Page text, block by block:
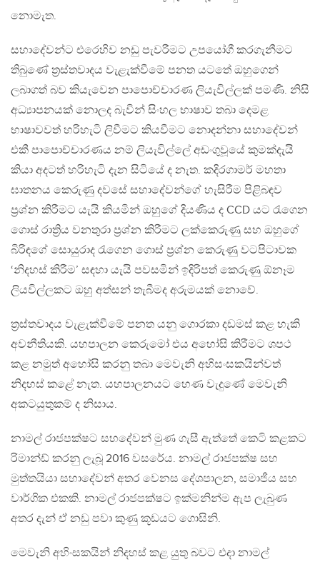
නොමැත.
සහාදේවන්ට එරෙහිව නඩු පැවරීමට උපයෝගී කරගැනීමට
තිබුණේ ත්‍රස්තවාදය වැළැක්වීමේ පනත යටතේ ඔහුගෙන්
ලබාගත් බව කියැවෙන පාපොච්චාරණ ලියැවිල්ලක් පමණි. නිසි
අධ්‍යාපනයක් නොලද බැවින් සිංහල භාෂාව තබා දෙමළ
භාෂාවවත් හරිහැටි ලිවීමට කියවීමට නොදන්නා සහාදේවන්
එකී පාපොච්චාරණය නම් ලියැවිල්ලේ අඩංගුවූයේ කුමක්දැයි
කියා අදටත් හරිහැටි දැන සිටියේ ද නැත. කදිරගාමර් මහතා
ඝාතනය කෙරුණු දවසේ සහාදේවන්ගේ හැසිරීම පිළිබඳව
ප්‍රශ්න කිරීමට යැයි කියමින් ඔහුගේ දියණිය ද CCD යට රැගෙන
ගොස් රාත්‍රිය වනතුරා ප්‍රශ්න කිරීමට ලක්කෙරුණු සහ ඔහුගේ
බිරිඳගේ සොයුරාද රැගෙන ගොස් ප්‍රශ්න කෙරුණු වටපිටාවක
‘නිදහස් කිරීම’ සඳහා යැයි පවසමින් ඉදිරිපත් කෙරුණු ඕනෑම
ලියවිල්ලකට ඔහු අත්සන් තැබීමද අරුමයක් නොවේ.
ත්‍රස්තවාදය වැළැක්වීමේ පනත යනු ගොරකා දඩමස් කළ හැකි
අවනීතියකි. යහපාලන කෙරුමෝ එය අහෝසි කිරීමට ශපථ
කළ නමුත් අහෝසි කරනු තබා මෙවැනි අහිසංසකයින්වත්
නිදහස් කළේ නැත. යහපාලනයට හෙණ වැදුණේ මෙවැනි
අකටයුතුකම් ද නිසාය.
නාමල් රාජපක්ෂට සහදේවන් මුණ ගැසී ඇත්තේ කෙටි කළකට
රිමාන්ඩ් කරනු ලැබූ 2016 වසරේය. නාමල් රාජපක්ෂ සහ
මුත්තයියා සහාදේවන් අතර වෙනස දේශපාලන, සමාජීය සහ
වාර්ගික එකකි. නාමල් රාජපක්ෂට ඉක්මනින්ම ඇප ලැබුණ
අතර දැන් ඒ නඩු පවා කුණු කූඩයට ගොසිනි.
මෙවැනි අහිංසකයින් නිදහස් කළ යුතු බවට එදා නාමල්